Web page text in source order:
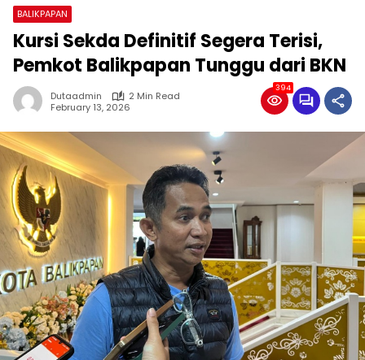
BALIKPAPAN
Kursi Sekda Definitif Segera Terisi,
Pemkot Balikpapan Tunggu dari BKN
Dutaadmin
2 Min Read
February 13, 2026
394